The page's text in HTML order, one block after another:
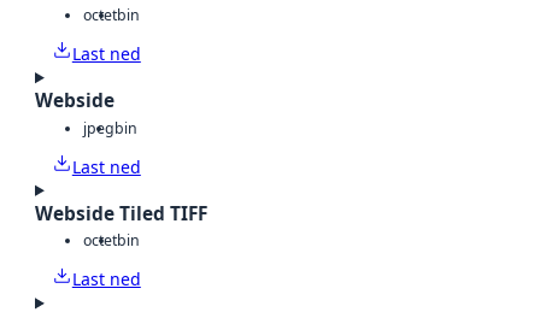
octetbin
Last ned
Webside
jpegbin
Last ned
Webside Tiled TIFF
octetbin
Last ned